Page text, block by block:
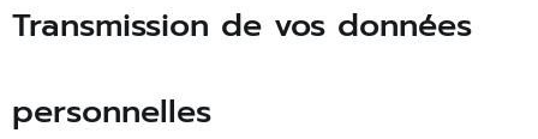
Transmission de vos données
personnelles